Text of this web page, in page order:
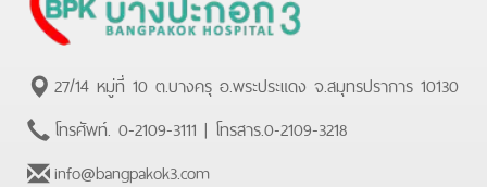
27/14 หมู่ที่ 10 ต.บางครุ อ.พระประแดง จ.สมุทรปราการ 10130
โทรศัพท์. 0-2109-3111 | โทรสาร.0-2109-3218
info@bangpakok3.com